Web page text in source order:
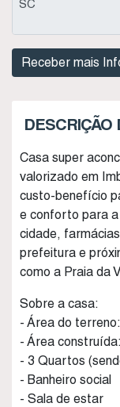
DESCRIÇÃO
Casa super
valorizado em
custo-benefício
e conforto para
cidade,
prefeitura e
como a Praia da
Sobre a casa:
- Área do
- Área
- 3 Quartos
- Banheiro social
- Sala de estar